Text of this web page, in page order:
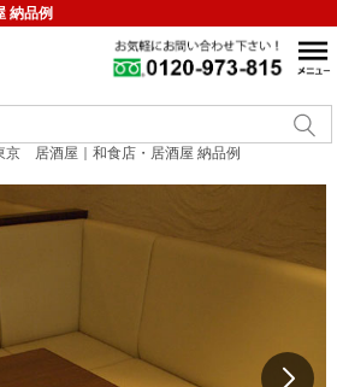
納品例
京 居酒屋｜和食店・居酒屋 納品例